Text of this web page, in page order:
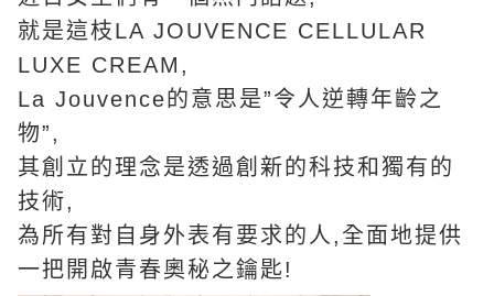
就是這枝LA JOUVENCE CELLULAR
LUXE CREAM,
La Jouvence的意思是”令人逆轉年齡之
物”,
其創立的理念是透過創新的科技和獨有的
技術,
為所有對自身外表有要求的人,全面地提供
一把開啟青春奧秘之鑰匙!